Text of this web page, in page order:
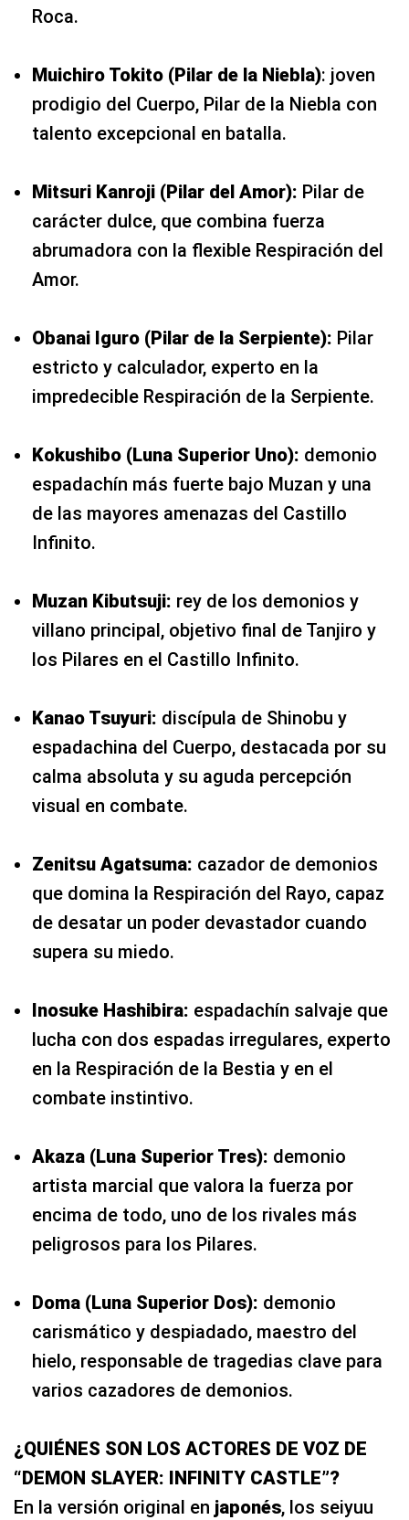
Roca.
Muichiro Tokito (Pilar de la Niebla): joven
prodigio del Cuerpo, Pilar de la Niebla con
talento excepcional en batalla.
Mitsuri Kanroji (Pilar del Amor): Pilar de
carácter dulce, que combina fuerza
abrumadora con la flexible Respiración del
Amor.
Obanai Iguro (Pilar de la Serpiente): Pilar
estricto y calculador, experto en la
impredecible Respiración de la Serpiente.
Kokushibo (Luna Superior Uno): demonio
espadachín más fuerte bajo Muzan y una
de las mayores amenazas del Castillo
Infinito.
Muzan Kibutsuji: rey de los demonios y
villano principal, objetivo final de Tanjiro y
los Pilares en el Castillo Infinito.
Kanao Tsuyuri: discípula de Shinobu y
espadachina del Cuerpo, destacada por su
calma absoluta y su aguda percepción
visual en combate.
Zenitsu Agatsuma: cazador de demonios
que domina la Respiración del Rayo, capaz
de desatar un poder devastador cuando
supera su miedo.
Inosuke Hashibira: espadachín salvaje que
lucha con dos espadas irregulares, experto
en la Respiración de la Bestia y en el
combate instintivo.
Akaza (Luna Superior Tres): demonio
artista marcial que valora la fuerza por
encima de todo, uno de los rivales más
peligrosos para los Pilares.
Doma (Luna Superior Dos): demonio
carismático y despiadado, maestro del
hielo, responsable de tragedias clave para
varios cazadores de demonios.
¿QUIÉNES SON LOS ACTORES DE VOZ DE
“DEMON SLAYER: INFINITY CASTLE”?
En la versión original en japonés, los seiyuu